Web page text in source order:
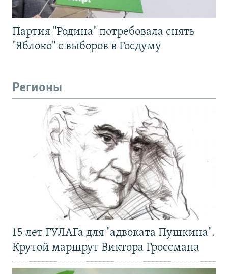
Партия "Родина" потребовала снять
"Яблоко" с выборов в Госдуму
Регионы
15 лет ГУЛАГа для "адвоката Пушкина".
Крутой маршрут Виктора Гроссмана